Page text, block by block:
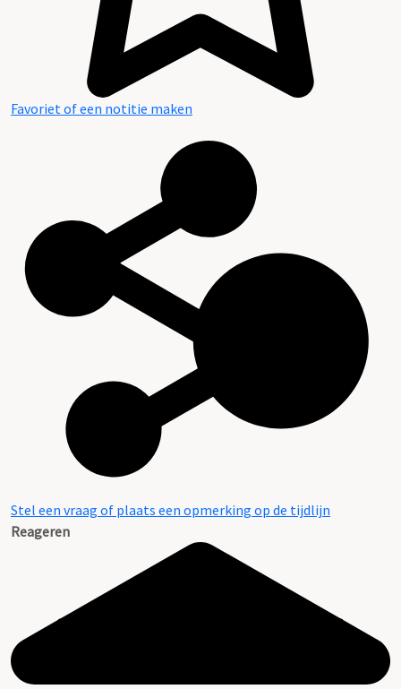
Favoriet of een notitie maken
Stel een vraag of plaats een opmerking op de tijdlijn
Reageren